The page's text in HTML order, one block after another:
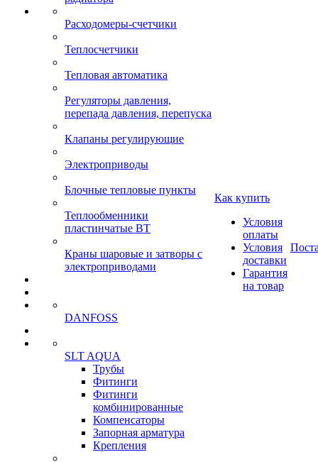
Расходомеры-счетчики
Теплосчетчики
Тепловая автоматика
Регуляторы давления,
перепада давления, перепуска
Клапаны регулирующие
Электроприводы
Блочные тепловые пункты
Теплообменники
пластинчатые ВТ
Краны шаровые и затворы с
электроприводами
DANFOSS
SLT AQUA
Трубы
Фитинги
Фитинги
комбинированные
Компенсаторы
Запорная арматура
Крепления
Как купить
Условия
оплаты
Условия
доставки
Гарантия
на товар